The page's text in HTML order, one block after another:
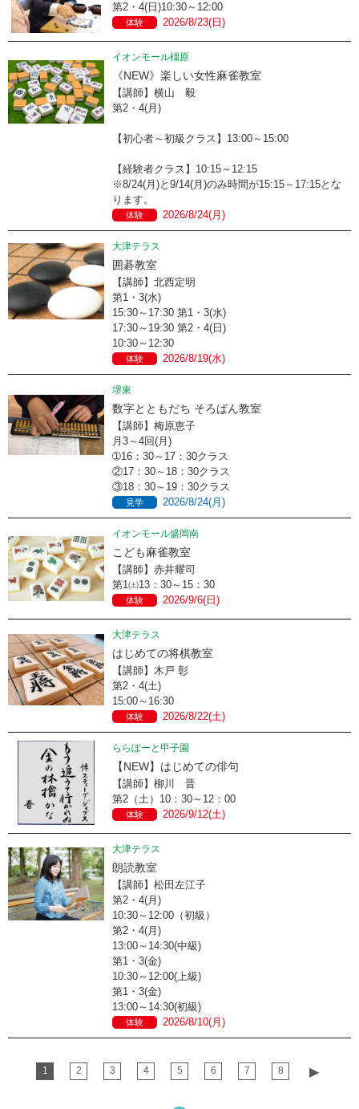
第2・4(日)10:30～12:00
体験 2026/8/23(日)
イオンモール橿原
《NEW》楽しい女性麻雀教室
【講師】横山 毅
第2・4(月)
【初心者～初級クラス】13:00～15:00
【経験者クラス】10:15～12:15
※8/24(月)と9/14(月)のみ時間が15:15～17:15とな
ります。
体験 2026/8/24(月)
大津テラス
囲碁教室
【講師】北西定明
第1・3(水)
15:30～17:30 第1・3(水)
17:30～19:30 第2・4(日)
10:30～12:30
体験 2026/8/19(水)
堺東
数字とともだち そろばん教室
【講師】梅原恵子
月3～4回(月)
➀16：30～17：30クラス
②17：30～18：30クラス
③18：30～19：30クラス
見学 2026/8/24(月)
イオンモール盛岡南
こども麻雀教室
【講師】赤井耀司
第1㈯13：30～15：30
体験 2026/9/6(日)
大津テラス
はじめての将棋教室
【講師】木戸 彰
第2・4(土)
15:00～16:30
体験 2026/8/22(土)
ららぽーと甲子園
【NEW】はじめての俳句
【講師】柳川 晋
第2（土）10：30～12：00
体験 2026/9/12(土)
大津テラス
朗読教室
【講師】松田左江子
第2・4(月)
10:30～12:00（初級）
第2・4(月)
13:00～14:30(中級)
第1・3(金)
10:30～12:00(上級)
第1・3(金)
13:00～14:30(初級)
体験 2026/8/10(月)
1 2 3 4 5 6 7 8 ▶︎